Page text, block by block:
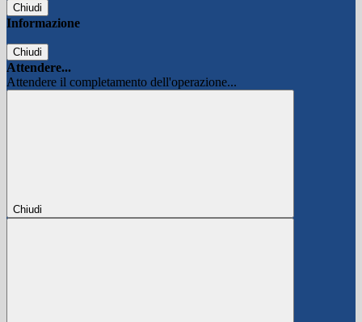
Chiudi
Informazione
Chiudi
Attendere...
Attendere il completamento dell'operazione...
Chiudi